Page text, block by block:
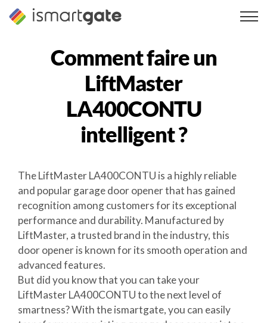
Skip
Comment faire un
LiftMaster
LA400CONTU
intelligent ?
The LiftMaster LA400CONTU is a highly reliable
and popular garage door opener that has gained
recognition among customers for its exceptional
performance and durability. Manufactured by
LiftMaster, a trusted brand in the industry, this
door opener is known for its smooth operation and
advanced features.
But did you know that you can take your
LiftMaster LA400CONTU to the next level of
smartness? With the ismartgate, you can easily